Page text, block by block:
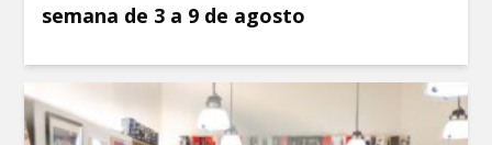
semana de 3 a 9 de agosto